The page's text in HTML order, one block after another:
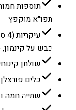
תוספות
תפו״א מוקפץ
כבש על קינמון,
שולחן
כלים
שתייה חמה